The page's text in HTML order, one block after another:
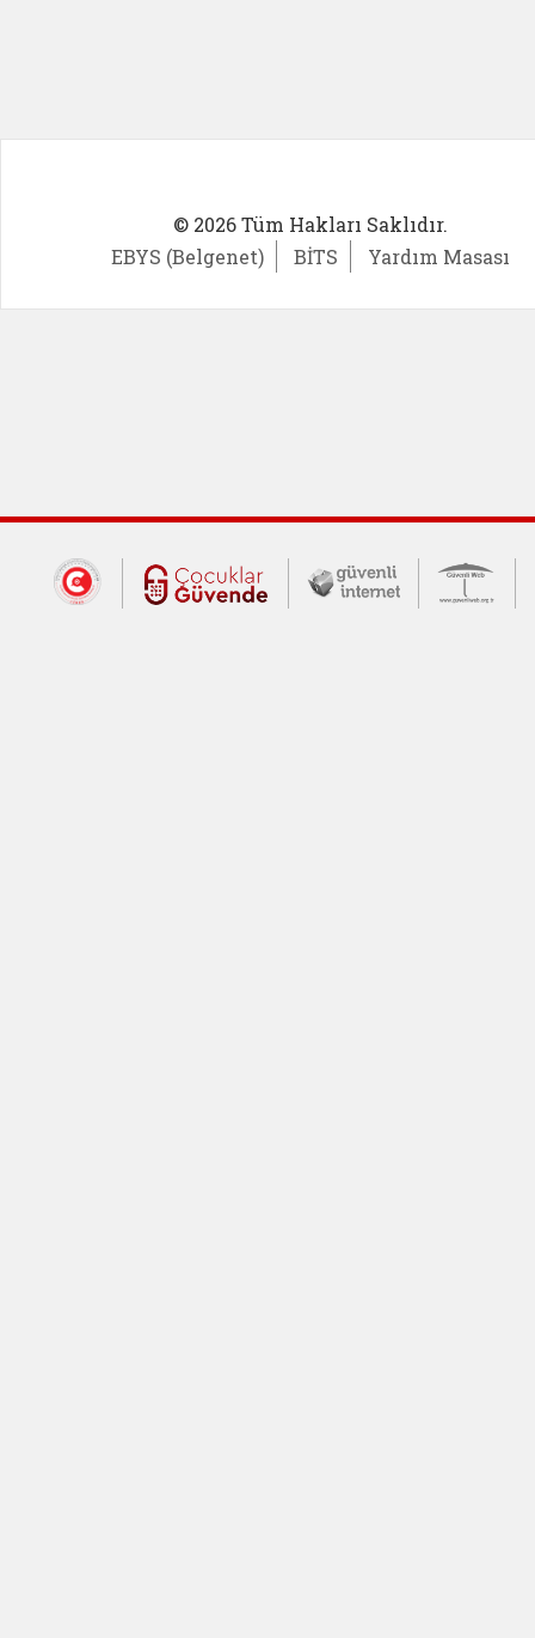
© 2026 Tüm Hakları Saklıdır.
EBYS (Belgenet)
BİTS Yardım Masası
Dış Bağlantılar
Cumhurbaşkanlığı İletişim Merkezi
Çocuklar Güvende (yeni
Güvenli